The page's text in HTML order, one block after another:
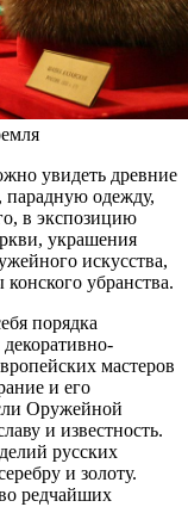
увидеть древние
парадную одежду,
в экспозицию
украшения
искусства,
убранства.
порядка
мастеров
и его
Оружейной
и известность.
русских
и золоту.
редчайших